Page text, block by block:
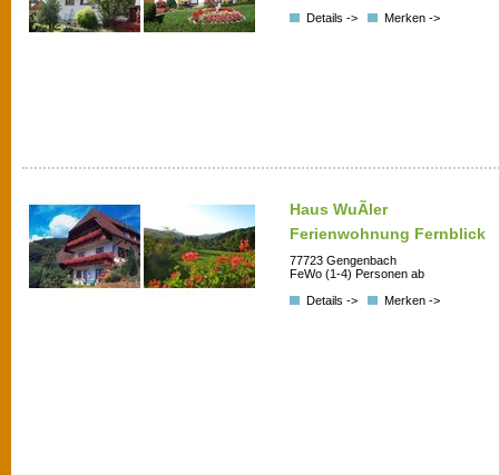
Details ->
Merken ->
Haus WuÃler
Ferienwohnung Fernblick
77723 Gengenbach
FeWo (1-4) Personen ab
Details ->
Merken ->